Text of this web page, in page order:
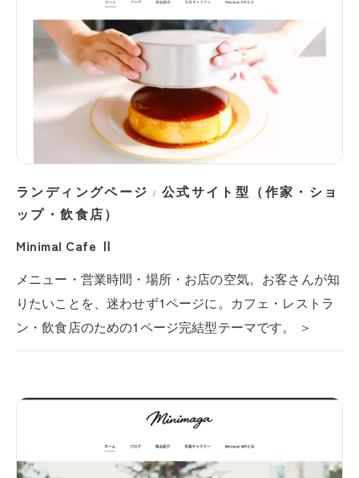
ランディングページ / 公式サイト型（作家・ショ
ップ・飲食店）
Minimal Cafe Ⅱ
メニュー・営業時間・場所・お店の空気。お客さんが知
りたいことを、迷わせず1ページに。カフェ・レストラ
ン・飲食店のための1ページ完結型テーマです。 ＞